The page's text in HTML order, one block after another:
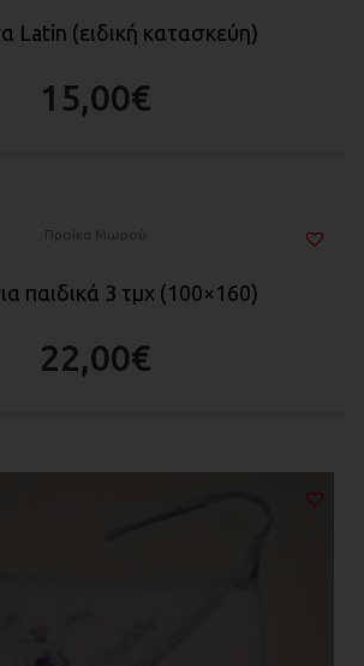
Latin (ειδική κατασκεύη)
15,00€
Προίκα Μωρού
παιδικά 3 τμχ (100×160)
22,00€